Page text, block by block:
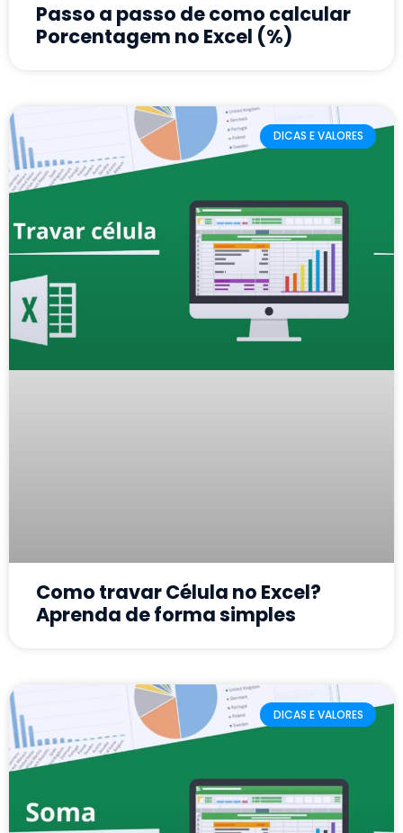
Passo a passo de como calcular
Porcentagem no Excel (%)
DICAS E VALORES
Como travar Célula no Excel?
Aprenda de forma simples
DICAS E VALORES